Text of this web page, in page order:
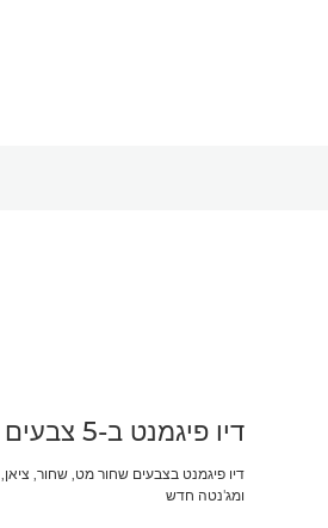
דיו פיגמנט ב-5 צבעים
דיו פיגמנט בצבעים שחור מט, שחור, ציאן,
ומג'נטה חדש